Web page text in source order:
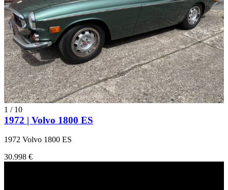
1 / 10
1972 | Volvo 1800 ES
1972 Volvo 1800 ES
30.998 €